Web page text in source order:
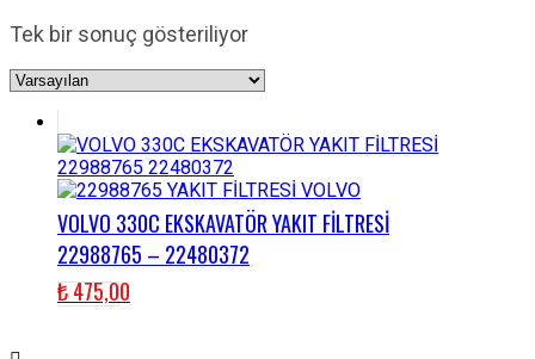
Tek bir sonuç gösteriliyor
VOLVO 330C EKSKAVATÖR YAKIT FİLTRESİ
22988765 – 22480372
₺475,00